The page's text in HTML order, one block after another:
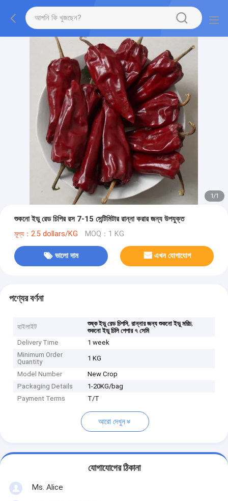
1/1
শুকনো ইডু রেড চিপির রস 7-15 সেন্টিমিটার রান্না করার জন্য উপযুক্ত
মূল্য：2.5 dollars/KG MOQ：1 KG
ভালো দাম এখন যোগাযোগ
পণ্যের বর্ণনা
হাইলাইট শুষ্ক ইডু রেড চিপসি,রান্নার জন্য শুকনো ইডু মরিচ,
শুকনো ইডু চিলি পেপার ৭ সেমি
Delivery Time
1 week
Minimum Order
Quantity
1 KG
Model Number
New Crop
Packaging Details
1-20KG/bag
Payment Terms
T/T
আরো দেখুন
যোগাযোগের ঠিকানা
Ms. Alice